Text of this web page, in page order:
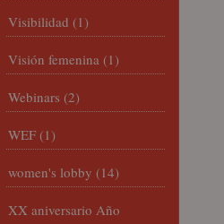
Visibilidad (1)
Visión femenina (1)
Webinars (2)
WEF (1)
women's lobby (14)
XX aniversario Año